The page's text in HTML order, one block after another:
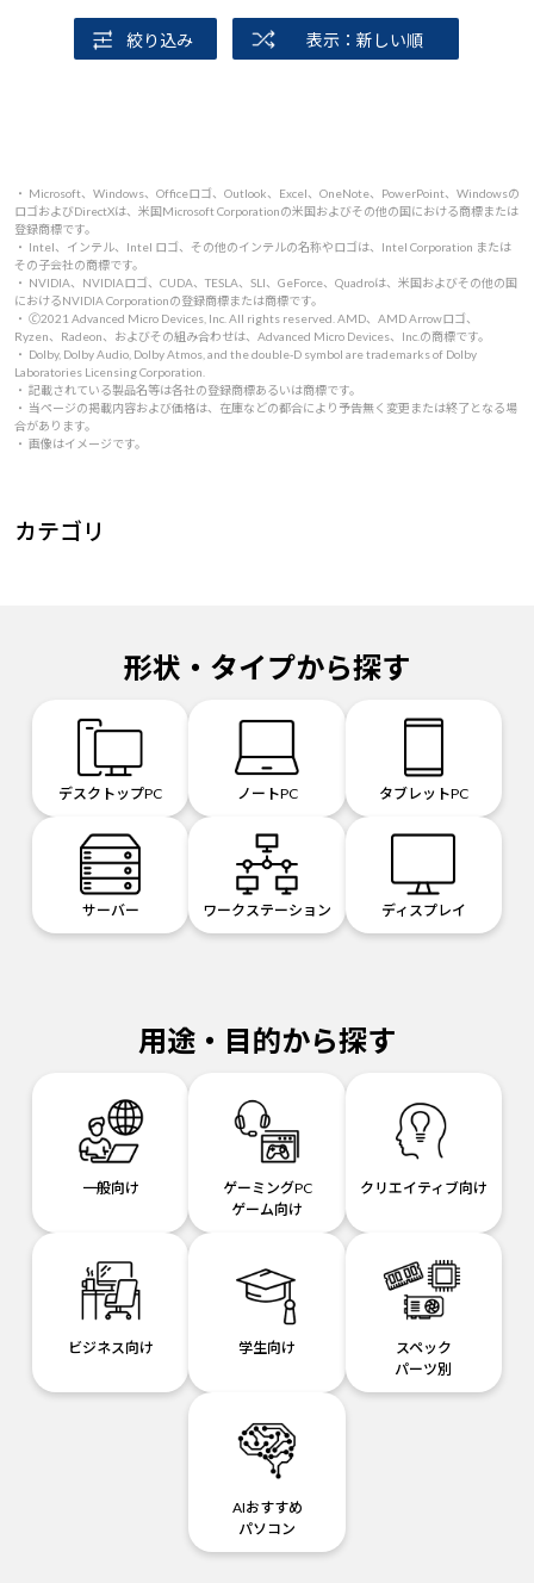
諦めがつきます絞り込み 表示：新しい順
・ Microsoft、Windows、Officeロゴ、Outlook、Excel、OneNote、PowerPoint、Windowsの
ロゴおよびDirectXは、米国Microsoft Corporationの米国およびその他の国における商標または
登録商標です。
・ Intel、インテル、Intel ロゴ、その他のインテルの名称やロゴは、Intel Corporation または
その子会社の商標です。
・ NVIDIA、NVIDIAロゴ、CUDA、TESLA、SLI、GeForce、Quadroは、米国およびその他の国
におけるNVIDIA Corporationの登録商標または商標です。
・ 🄫2021 Advanced Micro Devices, Inc. All rights reserved. AMD、AMD Arrowロゴ、
Ryzen、Radeon、およびその組み合わせは、Advanced Micro Devices、Inc.の商標です。
・ Dolby, Dolby Audio, Dolby Atmos, and the double-D symbol are trademarks of Dolby
Laboratories Licensing Corporation.
・ 記載されている製品名等は各社の登録商標あるいは商標です。
・ 当ページの掲載内容および価格は、在庫などの都合により予告無く変更または終了となる場
合があります。
・ 画像はイメージです。
カテゴリ
形状・タイプから探す
デスクトップPC ノートPC タブレットPC
サーバー ワークステーション ディスプレイ
用途・目的から探す
一般向け
ゲーミングPC
ゲーム向け
クリエイティブ向け
ビジネス向け 学生向け
スペック
パーツ別
AIおすすめ
パソコン